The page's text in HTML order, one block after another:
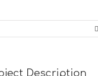
Description